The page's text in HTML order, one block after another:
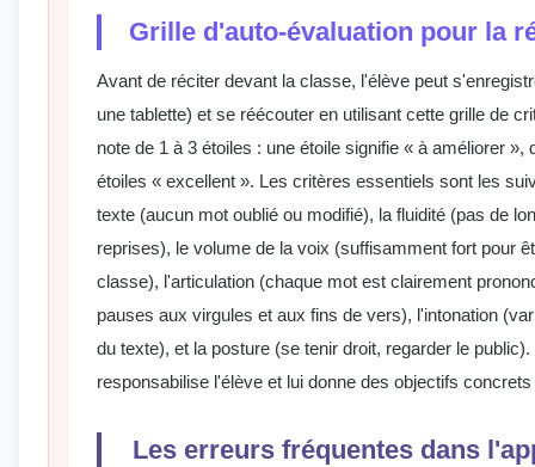
Grille d'auto-évaluation pour la
Avant de réciter devant la classe, l'élève peut
une tablette) et se réécouter en utilisant cette grille de
note de 1 à 3 étoiles : une étoile signifie « à améliorer »,
étoiles « excellent ». Les critères essentiels sont les
texte (aucun mot oublié ou modifié), la fluidité (pas de
reprises), le volume de la voix (suffisamment fort pour
classe), l'articulation (chaque mot est clairement
pauses aux virgules et aux fins de vers), l'intonation
du texte), et la posture (se tenir droit, regarder le
responsabilise l'élève et lui donne des objectifs
Les erreurs fréquentes dans